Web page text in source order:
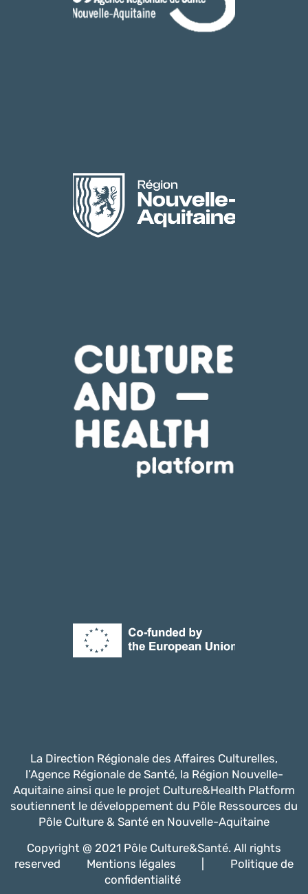
La Direction Régionale des Affaires Culturelles,
l’Agence Régionale de Santé, la Région Nouvelle-
Aquitaine ainsi que le projet Culture&Health Platform
soutiennent le développement du Pôle Ressources du
Pôle Culture & Santé en Nouvelle-Aquitaine
Copyright @ 2021 Pôle Culture&Santé. All rights
reserved
Mentions légales
Politique de
confidentialité